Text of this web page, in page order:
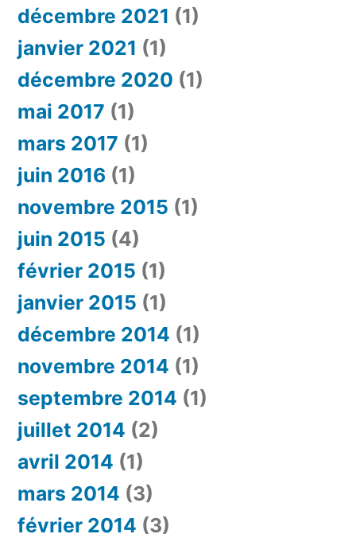
décembre 2021 (1)
janvier 2021 (1)
décembre 2020 (1)
mai 2017 (1)
mars 2017 (1)
juin 2016 (1)
novembre 2015 (1)
juin 2015 (4)
février 2015 (1)
janvier 2015 (1)
décembre 2014 (1)
novembre 2014 (1)
septembre 2014 (1)
juillet 2014 (2)
avril 2014 (1)
mars 2014 (3)
février 2014 (3)